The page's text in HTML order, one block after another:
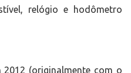
relógio e hodômetro
2012 (originalmente com o